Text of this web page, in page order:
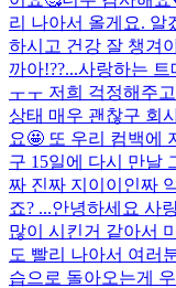
리 나아서 올게요. 알
하시고 건강 잘 챙겨
까아!??...사랑하는 트
ㅜㅜ 저희 걱정해주
상태 매우 괜찮구 회
요🤩 또 우리 컴백에
구 15일에 다시 만날
짜 진짜 지이이인짜
죠? ...안녕하세요 사
많이 시킨거 같아서
도 빨리 나아서 여러
습으로 돌아오는게